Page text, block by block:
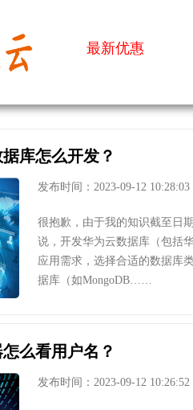
最新优惠
库怎么开发？
发布时间：2023-09-12 10:28:03
很抱歉，由于我的知识截至日
说，开发华为云数据库（包括
应用需求，选择合适的数据库
据库（如MongoDB……
么看用户名？
发布时间：2023-09-12 10:26:52